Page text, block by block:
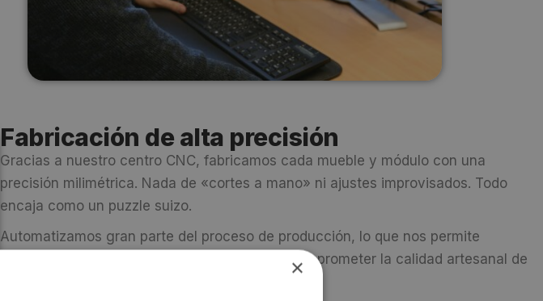
Fabricación de alta precisión
Gracias a nuestro centro CNC, fabricamos cada mueble y módulo con una
precisión milimétrica. Nada de «cortes a mano» ni ajustes improvisados. Todo
encaja como un puzzle suizo.
Automatizamos gran parte del proceso de producción, lo que nos permite
ofrecerte plazos de entrega más cortos, sin comprometer la calidad artesanal de
×